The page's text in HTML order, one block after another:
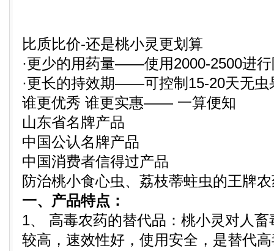
比质比价-还是桃小灵更划算
·更少的用药量——使用2000-2500进
·更长的持效期——可控制15-20天无虫
谁更优秀 谁更实惠—— 一算便知
山东省名牌产品
中国公认名牌产品
中国消费者信得过产品
防治桃小食心虫、荔枝蒂蛀虫的王牌
一、产品特点：
1、 高毒农药的替代品：桃小灵对人
较高，速效性好，使用安全，是替代